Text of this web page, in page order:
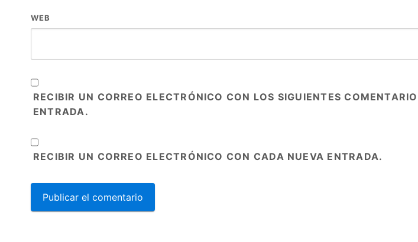
WEB
RECIBIR UN CORREO ELECTRÓNICO CON LOS SIGUIENTES
ENTRADA.
RECIBIR UN CORREO ELECTRÓNICO CON CADA NUEVA ENTRADA.